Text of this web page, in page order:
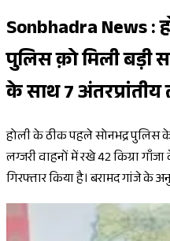
Sonbhadra News :
पुलिस क़ो मिली बड़ी
के साथ 7 अंतरप्रांतीय
होली के ठीक पहले सोनभद्र पुलिस
लग्जरी वाहनों में रखे 42 किग्रा
गिरफ्तार किया है। बरामद गांजे के